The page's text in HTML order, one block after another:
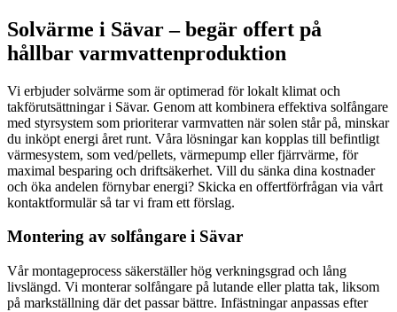
Solvärme i Sävar – begär offert på
hållbar varmvattenproduktion
Vi erbjuder solvärme som är optimerad för lokalt klimat och
takförutsättningar i Sävar. Genom att kombinera effektiva solfångare
med styrsystem som prioriterar varmvatten när solen står på, minskar
du inköpt energi året runt. Våra lösningar kan kopplas till befintligt
värmesystem, som ved/pellets, värmepump eller fjärrvärme, för
maximal besparing och driftsäkerhet. Vill du sänka dina kostnader
och öka andelen förnybar energi? Skicka en offertförfrågan via vårt
kontaktformulär så tar vi fram ett förslag.
Montering av solfångare i Sävar
Vår montageprocess säkerställer hög verkningsgrad och lång
livslängd. Vi monterar solfångare på lutande eller platta tak, liksom
på markställning där det passar bättre. Infästningar anpassas efter